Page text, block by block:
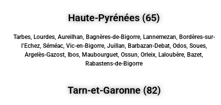
Haute-Pyrénées (65)
Tarbes, Lourdes, Aureilhan, Bagnères-de-Bigorre, Lannemezan, Bordères-sur-
l’Echez, Séméac, Vic-en-Bigorre, Juillan, Barbazan-Debat, Odos, Soues,
Argelès-Gazost, Ibos, Maubourguet, Ossun, Orleix, Laloubère, Bazet,
Rabastens-de-Bigorre
Tarn-et-Garonne (82)